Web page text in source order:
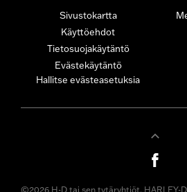
Sivustokartta
Käyttöehdot
Tietosuojakäytäntö
Evästekäytäntö
Hallitse evästeasetuksia
©2026 H-D tai sen tytäryhtiöt. HARLEY-